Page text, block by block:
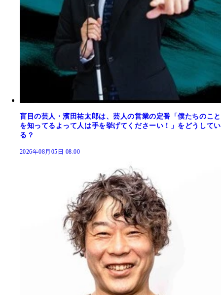
盲目の芸人・濱田祐太郎は、芸人の営業の定番「僕たちのこと
を知ってるよって人は手を挙げてくださーい！」をどうしてい
る？
2026年08月05日 08:00